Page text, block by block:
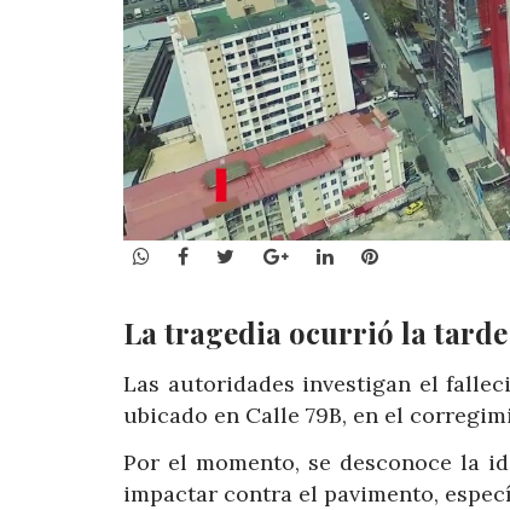
WhatsApp
Facebook
TwitterGoogle+LinkedInPinterest
La tragedia ocurrió la tarde
Las autoridades investigan el
ubicado en Calle 79B, en el
Por el momento, se desconoce la
impactar contra el pavimento,